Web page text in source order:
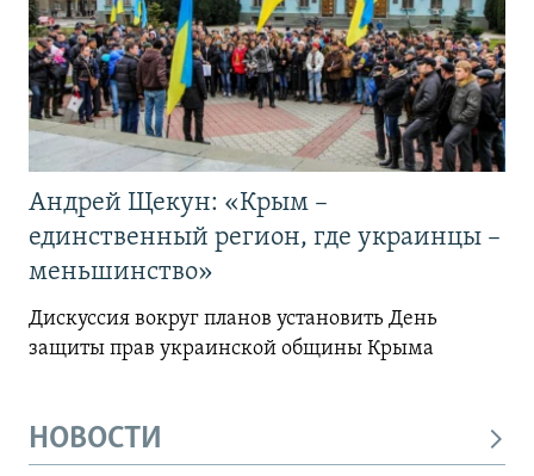
Андрей Щекун: «Крым –
единственный регион, где украинцы –
меньшинство»
Дискуссия вокруг планов установить День
защиты прав украинской общины Крыма
НОВОСТИ